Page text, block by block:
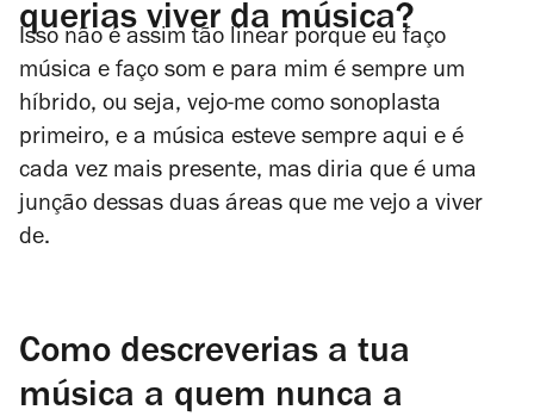
querias viver da música?
Isso não é assim tão linear porque eu faço
música e faço som e para mim é sempre um
híbrido, ou seja, vejo-me como sonoplasta
primeiro, e a música esteve sempre aqui e é
cada vez mais presente, mas diria que é uma
junção dessas duas áreas que me vejo a viver
de.
Como descreverias a tua
música a quem nunca a